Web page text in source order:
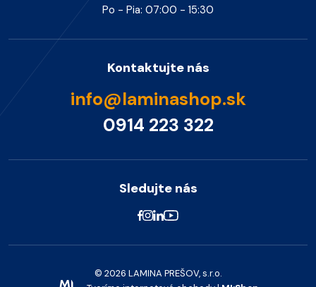
Po - Pia: 07:00 - 15:30
Kontaktujte nás
info@laminashop.sk
0914 223 322
Sledujte nás
© 2026 LAMINA PREŠOV, s.r.o.